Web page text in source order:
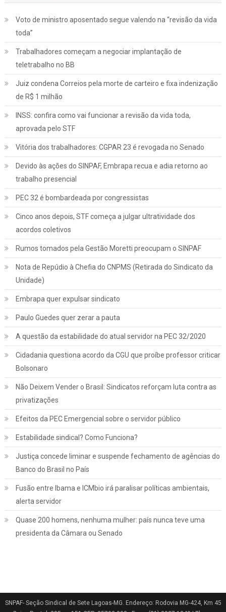
Voto de ministro aposentado segue valendo na “revisão da vida
toda”
Trabalhadores começam a negociar implantação de
teletrabalho no BB
Juiz condena Correios pela morte de carteiro e fixa indenização
de R$ 1 milhão
INSS: confira como vai funcionar a revisão da vida toda,
aprovada pelo STF
Vitória dos trabalhadores: CGPAR 23 é revogada no Senado
Devido às ações do SINPAF, Embrapa recua e adia retorno ao
trabalho presencial
PEC 32 é bombardeada por congressistas
Cinco anos depois, STF começa a julgar ultratividade dos
acordos coletivos
Rumos tomados pela Gestão Moretti preocupam o SINPAF
Nota de Repúdio à Chefia do CNPMS (Retirada do Sindicato da
Unidade)
Embrapa quer expulsar sindicato
Paulo Guedes quer zerar a pauta
A questão da estabilidade do atual servidor na PEC 32/2020
Cidadania questiona acordo da CGU que proíbe professor criticar
Bolsonaro
Não Deixem Vender o Brasil: Sindicatos reforçam luta contra as
privatizações
Efeitos da PEC Emergencial sobre o servidor público
Estabilidade sindical? Como Funciona?
Justiça concede liminar e suspende fechamento de agências do
Banco do Brasil no País
Fusão entre Ibama e ICMbio irá paralisar políticas ambientais,
alerta servidor
Quase 200 homens, nenhuma mulher: país nunca teve uma
presidenta da Câmara ou Senado
INSS: confira como vai funcionar a
revisão da vida toda, aprovada pelo STF
SNPAF- Seção Sindical de Sete Lagoas-MG. Endereço: Rodovia MG-424, Km 45